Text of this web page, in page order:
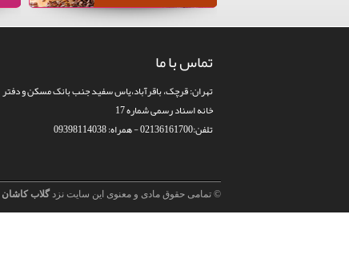
تماس با ما
تهران: قرچک، باقرآباد،یاس سفید جنب بانک مسکن و دفتر
خانه اسناد رسمی شماره 17
تلفن:02136161700 - همراه: 09398114038
© تمامی حقوق مادی و معنوی این سایت نزدگلاب کاشان